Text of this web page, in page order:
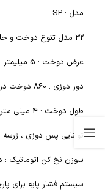
مدل : SP
32 مدل تنوع دوخت و حاشیه دوزی
عرض دوخت : 5 میلیمتر
دور دوزی : 860 دوخت در دقیقه
طول دوخت : 4 میلی متر
توانایی پس دوزی ،
سوزن نخ کن اتوماتیک :
سیستم فشار پایه برای